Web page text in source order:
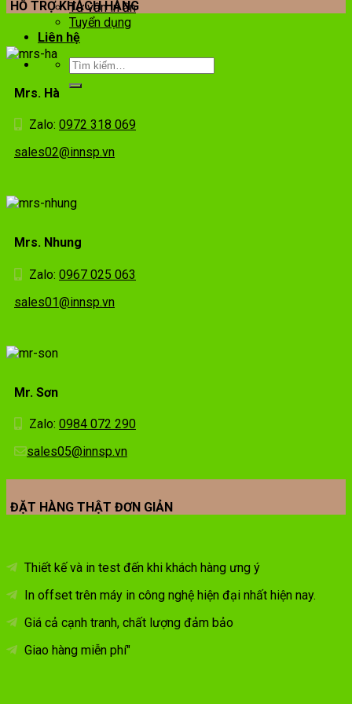
Tư vấn in ấn
Tuyển dụng
Liên hệ
HỖ TRỢ KHÁCH HÀNG
Mrs. Hà
Zalo: 0972 318 069
sales02@innsp.vn
Mrs. Nhung
Zalo: 0967 025 063
sales01@innsp.vn
Mr. Sơn
Zalo: 0984 072 290
sales05@innsp.vn
ĐẶT HÀNG THẬT ĐƠN GIẢN
Thiết kế và in test đến khi khách hàng ưng ý
In offset trên máy in công nghệ hiện đại nhất hiện nay.
Giá cả cạnh tranh, chất lượng đảm bảo
Giao hàng miễn phí"